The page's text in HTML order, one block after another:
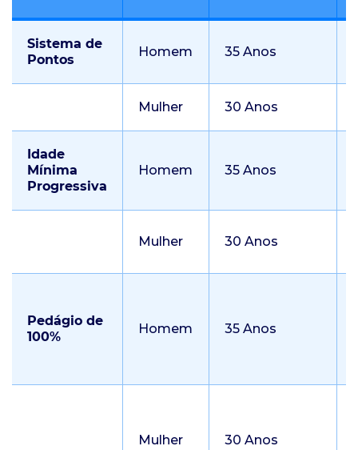
Sistema de
Pontos
Homem 35 Anos
Mulher 30 Anos
Idade
Mínima
Progressiva
Homem 35 Anos
Mulher 30 Anos
Pedágio de
100%
Homem 35 Anos
Mulher 30 Anos